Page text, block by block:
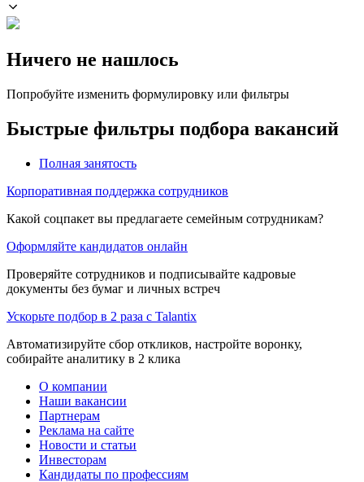
Ничего не нашлось
Попробуйте изменить формулировку или фильтры
Быстрые фильтры подбора вакансий
Полная занятость
Корпоративная поддержка сотрудников
Какой соцпакет вы предлагаете семейным сотрудникам?
Оформляйте кандидатов онлайн
Проверяйте сотрудников и подписывайте кадровые
документы без бумаг и личных встреч
Ускорьте подбор в 2 раза с Talantix
Автоматизируйте сбор откликов, настройте воронку,
собирайте аналитику в 2 клика
О компании
Наши вакансии
Партнерам
Реклама на сайте
Новости и статьи
Инвесторам
Кандидаты по профессиям